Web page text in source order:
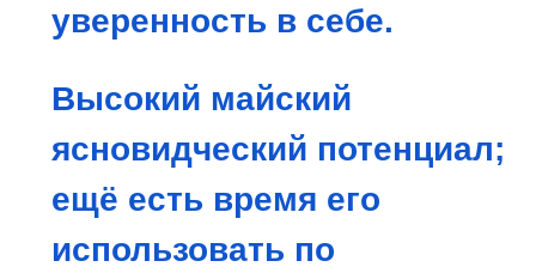
уверенность в себе.
Высокий майский
ясновидческий потенциал;
ещё есть время его
использовать по